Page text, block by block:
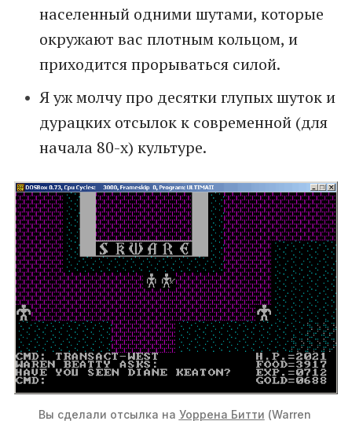
населенный одними шутами, которые
окружают вас плотным кольцом, и
приходится прорываться силой.
Я уж молчу про десятки глупых шуток и
дурацких отсылок к современной (для
начала 80-х) культуре.
Вы сделали отсылка на Уоррена Битти (Warren